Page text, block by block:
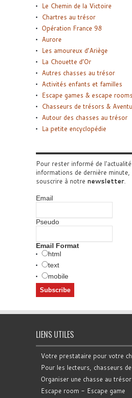
Le Chemin de la Victoire
Chartres au trésor
Opération France 98
Aurore
Les amoureux d’Ariège
La Chouette d’Or
Autres chasses au trésor
Activités enfants et familles
Escape games & escape rooms
Chasseurs de trésors &
Autour des chasses au trésor
La petite encyclopédie
Pour rester informé de
informations de dernière
souscrire à notre newsletter.
Email
Pseudo
Email Format
html
text
mobile
LIENS UTILES
Votre prestataire pour votre
Pour les lecteurs, chasseurs
Organiser une chasse au trésor
Escape room - Escape game